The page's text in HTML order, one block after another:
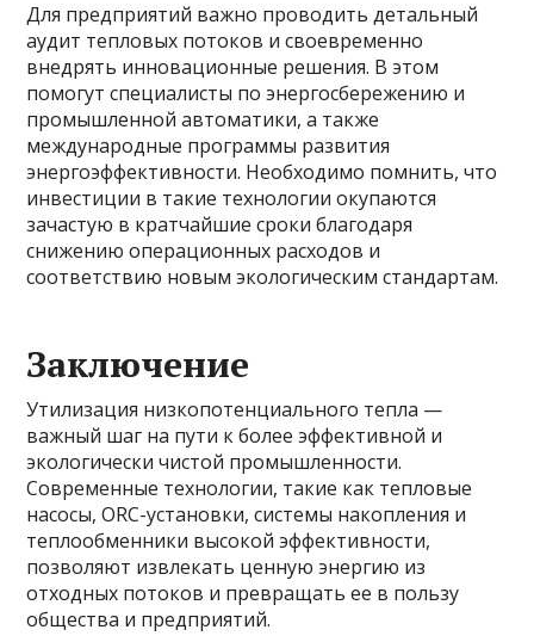
Для предприятий важно проводить детальный
аудит тепловых потоков и своевременно
внедрять инновационные решения. В этом
помогут специалисты по энергосбережению и
промышленной автоматики, а также
международные программы развития
энергоэффективности. Необходимо помнить, что
инвестиции в такие технологии окупаются
зачастую в кратчайшие сроки благодаря
снижению операционных расходов и
соответствию новым экологическим стандартам.
Заключение
Утилизация низкопотенциального тепла —
важный шаг на пути к более эффективной и
экологически чистой промышленности.
Современные технологии, такие как тепловые
насосы, ORC-установки, системы накопления и
теплообменники высокой эффективности,
позволяют извлекать ценную энергию из
отходных потоков и превращать ее в пользу
общества и предприятий.